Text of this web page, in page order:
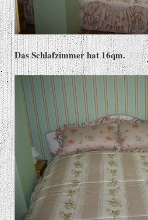
Das Schlafzimmer hat 16qm.